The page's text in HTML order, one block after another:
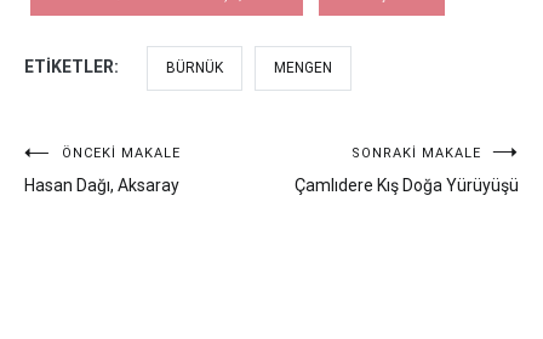
ETIKETLER: BÜRNÜK MENGEN
Yazı
gezinmesi
ÖNCEKI MAKALE
Hasan Dağı, Aksaray
SONRAKI MAKALE
Çamlıdere Kış Doğa Yürüyüşü